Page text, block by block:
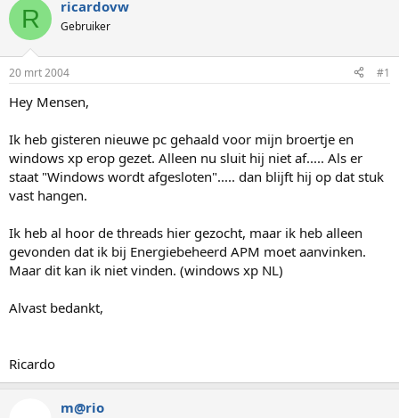
w
e
s
t
a
t
e
r
d
a
m
R ricardovw
Gebruiker
20 mrt 2004 #1
Hey Mensen,
Ik heb gisteren nieuwe pc gehaald voor mijn broertje en
windows xp erop gezet. Alleen nu sluit hij niet af..... Als er
staat "Windows wordt afgesloten"..... dan blijft hij op dat stuk
vast hangen.
Ik heb al hoor de threads hier gezocht, maar ik heb alleen
gevonden dat ik bij Energiebeheerd APM moet aanvinken.
Maar dit kan ik niet vinden. (windows xp NL)
Alvast bedankt,
Ricardo
m@rio